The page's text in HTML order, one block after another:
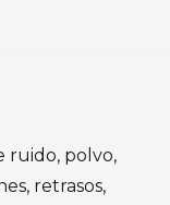
ruido, polvo,
retrasos,